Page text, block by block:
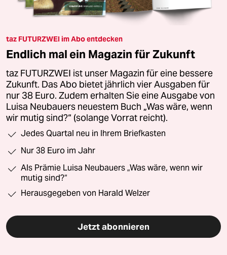
taz FUTURZWEI im Abo entdecken
Endlich mal ein Magazin für Zukunft
taz FUTURZWEI ist unser Magazin für eine bessere
Zukunft. Das Abo bietet jährlich vier Ausgaben für
nur 38 Euro. Zudem erhalten Sie eine Ausgabe von
Luisa Neubauers neuestem Buch „Was wäre, wenn
wir mutig sind?“ (solange Vorrat reicht).
Jedes Quartal neu in Ihrem Briefkasten
Nur 38 Euro im Jahr
Als Prämie Luisa Neubauers „Was wäre, wenn wir
mutig sind?“
Herausgegeben von Harald Welzer
Jetzt abonnieren